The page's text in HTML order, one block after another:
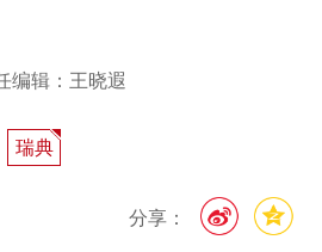
编辑：王晓遐
瑞典
分享：